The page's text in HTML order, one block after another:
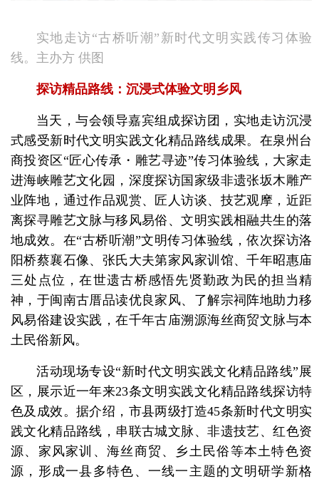
实地走访“古桥听潮”新时代文明实践传习体验
线。主办方 供图
探访精品路线：沉浸式体验文明乡风
当天，与会领导嘉宾组成探访团，实地走访沉浸
式感受新时代文明实践文化精品路线成果。在泉州台
商投资区“匠心传承・雕艺寻迹”传习体验线，大家走
进海峡雕艺文化园，深度探访国家级非遗张坂木雕产
业阵地，通过作品观赏、匠人访谈、技艺观摩，近距
离探寻雕艺文脉与移风易俗、文明实践相融共生的落
地成效。在“古桥听潮”文明传习体验线，依次探访洛
阳桥蔡襄石像、张氏大夫第家风家训馆、千年昭惠庙
三处点位，在世遗古桥感悟先贤勤政为民的担当精
神，于闽南古厝品读优良家风、了解宗祠阵地助力移
风易俗建设实践，在千年古庙溯源海丝商贸文脉与本
土民俗新风。
活动现场专设“新时代文明实践文化精品路线”展
区，展示近一年来23条文明实践文化精品路线探访特
色及成效。据介绍，市县两级打造45条新时代文明实
践文化精品路线，串联古城文脉、非遗技艺、红色资
源、家风家训、海丝商贸、乡土民俗等本土特色资
源，形成一县多特色、一线一主题的文明研学新格